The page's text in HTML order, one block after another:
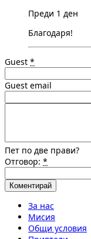
Преди 1 ден
Благодаря!
Guest *
Guest email
Пет по две прави?
Отговор: *
За нас
Мисия
Общи условия